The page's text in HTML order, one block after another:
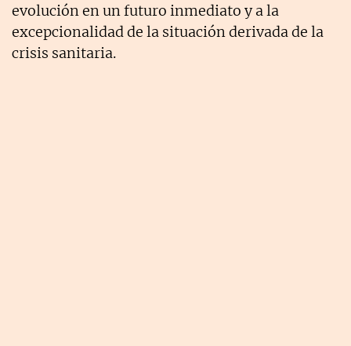
evolución en un futuro inmediato y a la
excepcionalidad de la situación derivada de la
crisis sanitaria.